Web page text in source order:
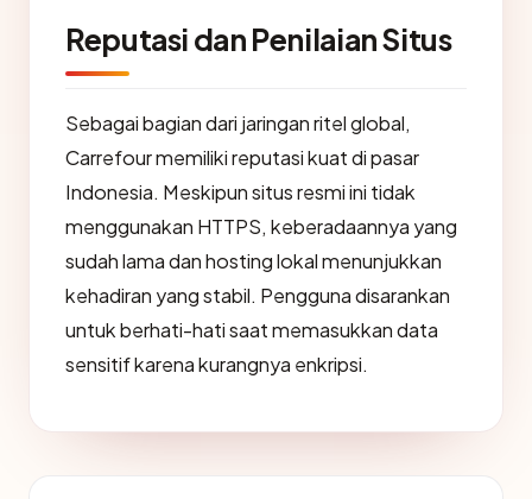
Reputasi dan Penilaian Situs
Sebagai bagian dari jaringan ritel global,
Carrefour memiliki reputasi kuat di pasar
Indonesia. Meskipun situs resmi ini tidak
menggunakan HTTPS, keberadaannya yang
sudah lama dan hosting lokal menunjukkan
kehadiran yang stabil. Pengguna disarankan
untuk berhati-hati saat memasukkan data
sensitif karena kurangnya enkripsi.